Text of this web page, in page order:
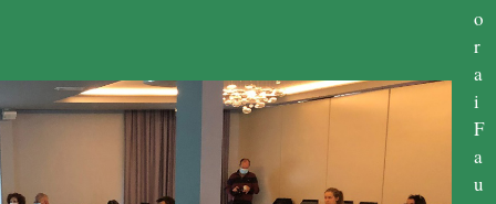
o
r
a
i
F
a
u